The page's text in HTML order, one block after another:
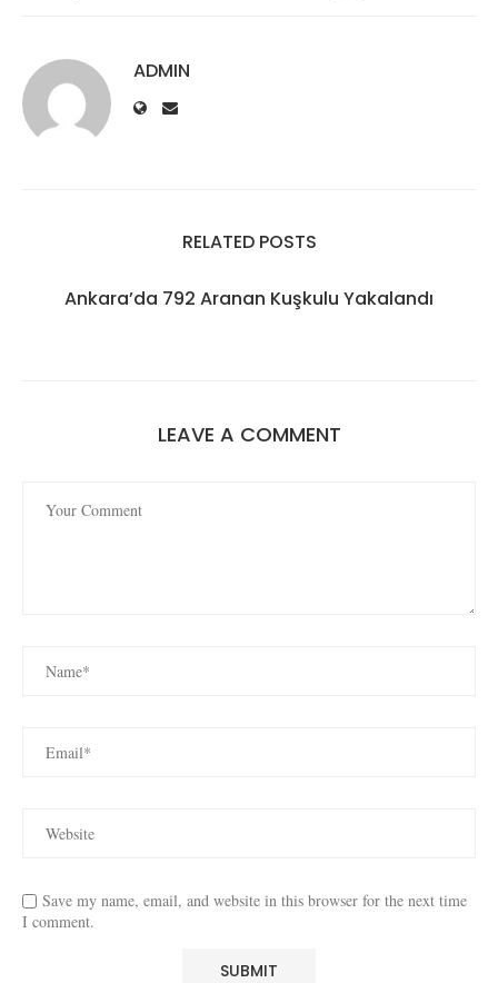
ADMIN
RELATED POSTS
Ankara’da 792 Aranan Kuşkulu Yakalandı
LEAVE A COMMENT
Save my name, email, and website in this browser for the next time
I comment.